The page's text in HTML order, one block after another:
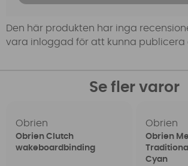
Den här produkten har inga
vara inloggad för att kunna publicera
Se fler varor
Obrien
Obrien Clutch
wakeboardbinding
Obrien
Obrien
Cyan